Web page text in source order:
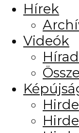
Hírek
Videók